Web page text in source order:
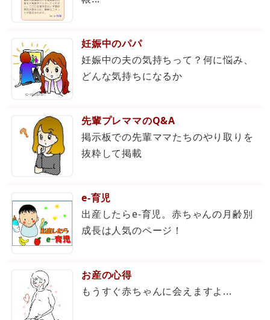
妊娠中のパパ
妊娠中の夫の気持ちって？何に悩み、
どんな気持ちになるか
先輩プレママのQ&A
掲示板での先輩ママたちのやり取りを
抜粋して掲載
e-育児
出産したらe-育児。赤ちゃんの月齢別
成長は人気のページ！
お産の心得
もうすぐ赤ちゃんに会えますよ...